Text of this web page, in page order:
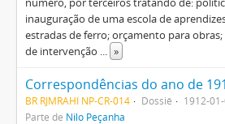
inauguração de uma escola de
estradas de ferro; orçamento para
de intervenção ... »
Correspondências do ano de
BR RJMRAHI NP-CR-014 Dossiê
1912-
Parte de Nilo Peçanha